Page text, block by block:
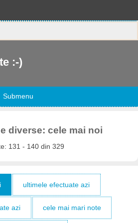
:-)
Submenu
diverse: cele mai noi
131 - 140 din 329
ultimele efectuate azi
azi cele mai mari note